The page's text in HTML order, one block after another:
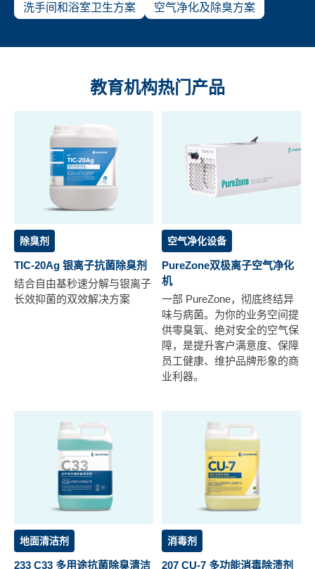
洗手间和浴室卫生方案
空气净化及除臭方案
教育机构热门产品
除臭剂
TIC-20Ag 银离子抗菌除臭剂
结合自由基秒速分解与银离子
长效抑菌的双效解决方案
空气净化设备
PureZone双极离子空气净化
机
一部 PureZone，彻底终结异
味与病菌。为你的业务空间提
供零臭氧、绝对安全的空气保
障，是提升客户满意度、保障
员工健康、维护品牌形象的商
业利器。
地面清洁剂
233 C33 多用途抗菌除臭清洁
消毒剂
207 CU-7 多功能消毒除渍剂